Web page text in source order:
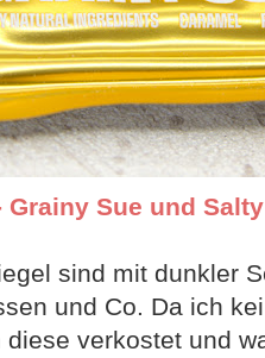
Sue und
sind mit dunkler
und Co. Da ich
verkostet und